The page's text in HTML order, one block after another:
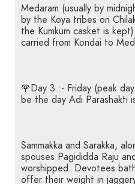
Medaram (usually by
by the Koya tribes on
the Kumkum casket is
carried from Kondai to
🌹Day 3 :- Friday (peak
be the day Adi Parashakti
Sammakka and Sarakka,
spouses Pagididda Raju
worshipped. Devotees
offer their weight in